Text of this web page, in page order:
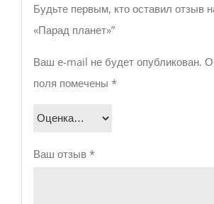
Будьте первым, кто оставил отзыв
«Парад планет»”
Ваш e-mail не будет опубликован.
поля помечены *
Ваш отзыв *